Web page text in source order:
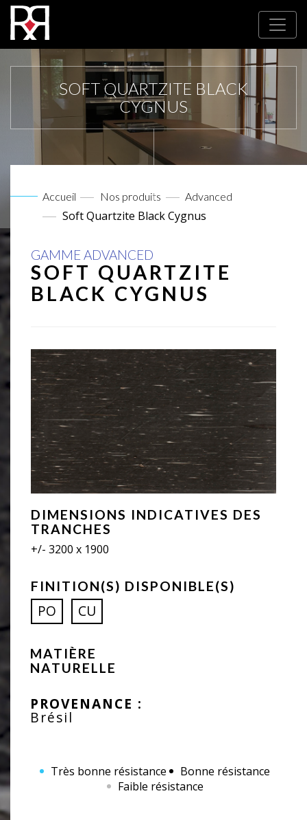
SOFT QUARTZITE BLACK
CYGNUS
Accueil Nos produits Advanced
Soft Quartzite Black Cygnus
MATIÈRE
NATURELLE
PROVENANCE :
Brésil
GAMME ADVANCED
SOFT QUARTZITE
BLACK CYGNUS
DIMENSIONS INDICATIVES DES
TRANCHES
+/- 3200 x 1900
FINITION(S) DISPONIBLE(S)
PO CU
Très bonne résistance
Bonne résistance
Faible résistance